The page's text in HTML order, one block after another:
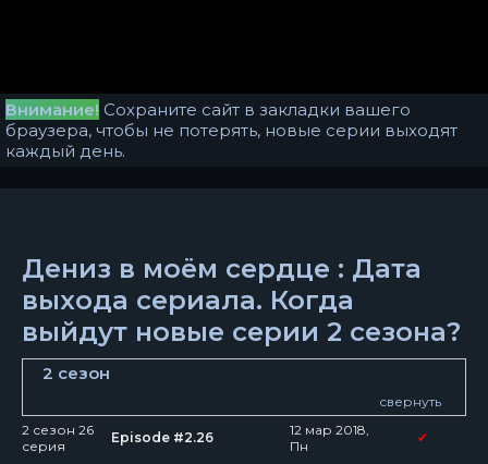
Внимание! Сохраните сайт в закладки вашего
браузера, чтобы не потерять, новые серии выходят
каждый день.
Дениз в моём сердце : Дата
выхода сериала. Когда
выйдут новые серии 2 сезона?
2 сезон
свернуть
2 сезон 26
серия
Episode #2.26
12 мар 2018,
Пн
✔